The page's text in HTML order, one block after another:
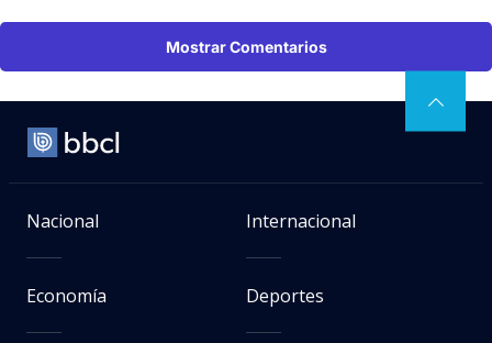
Mostrar Comentarios
Nacional Internacional
Economía Deportes